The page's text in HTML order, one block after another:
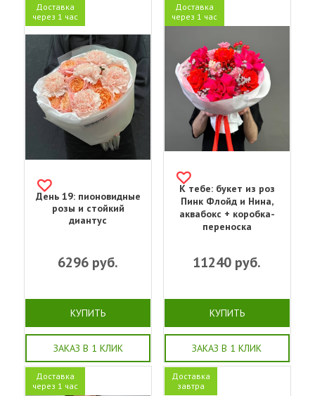
Доставка
через 1 час
День 19: пионовидные
розы и стойкий
диантус
6296 руб.
КУПИТЬ
ЗАКАЗ В 1 КЛИК
Доставка
через 1 час
К тебе: букет из роз
Пинк Флойд и Нина,
аквабокс + коробка-
переноска
11240 руб.
КУПИТЬ
ЗАКАЗ В 1 КЛИК
Доставка
через 1 час
Доставка
завтра